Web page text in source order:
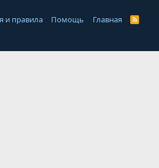
и правила Помощь Главная